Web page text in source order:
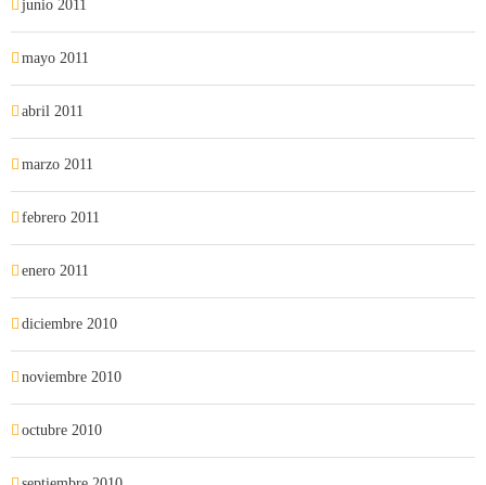
junio 2011
mayo 2011
abril 2011
marzo 2011
febrero 2011
enero 2011
diciembre 2010
noviembre 2010
octubre 2010